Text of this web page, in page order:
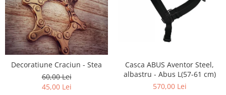
Decoratiune Craciun - Stea
60,00 Lei
45,00 Lei
Casca ABUS Aventor Steel,
albastru - Abus L(57-61 cm)
570,00 Lei